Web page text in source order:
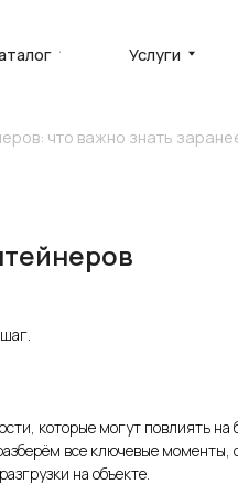
которые могут повлиять
все ключевые моменты,
на объекте.